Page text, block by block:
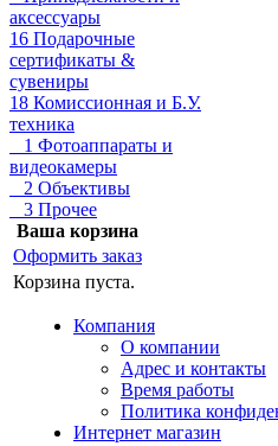
аксессуары
16 Подарочные
сертификаты &
сувениры
18 Комиссионная и Б.У.
техника
1 Фотоаппараты и
видеокамеры
2 Объективы
3 Прочее
Ваша корзина
Оформить заказ
Корзина пуста.
Компания
О компании
Адрес и контакты
Время работы
Политика
Интернет магазин